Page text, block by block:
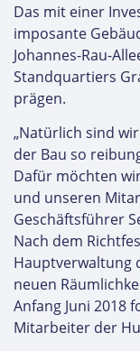
Das mit einer
imposante
Johannes-Rau-
Standquartiers
prägen.
„Natürlich sind
der Bau so
Dafür möchten
und unseren
Geschäftsführer
Nach dem
Hauptverwaltung
neuen
Anfang Juni 2018
Mitarbeiter der